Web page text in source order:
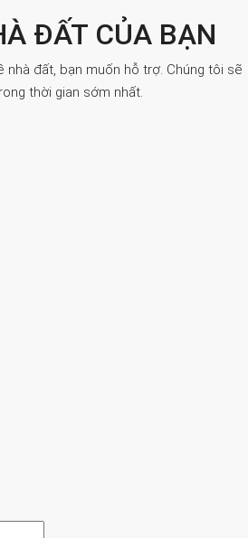
ĐẤT CỦA BẠN
nhà đất, bạn muốn hỗ trợ. Chúng tôi sẽ
thời gian sớm nhất.